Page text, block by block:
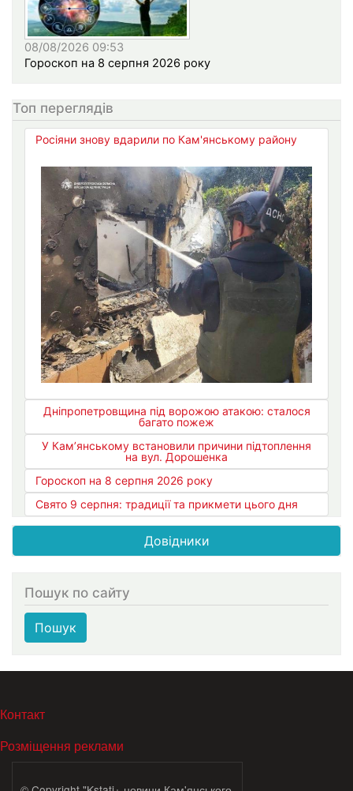
08/08/2026 09:53
Гороскоп на 8 серпня 2026 року
Топ переглядів
Росіяни знову вдарили по Кам'янському району
Дніпропетровщина під ворожою атакою: сталося
багато пожеж
У Кам’янському встановили причини підтоплення
на вул. Дорошенка
Гороскоп на 8 серпня 2026 року
Свято 9 серпня: традиції та прикмети цього дня
Довідники
Пошук по сайту
Пошук
МЕНЮ В ПОДВАЛЕ
Контакт
Розміщення реклами